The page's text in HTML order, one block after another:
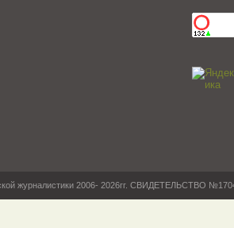
журналистики 2006- 2026гг. СВИДЕТЕЛЬСТВО